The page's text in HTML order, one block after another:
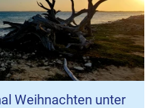
Weihnachten unter